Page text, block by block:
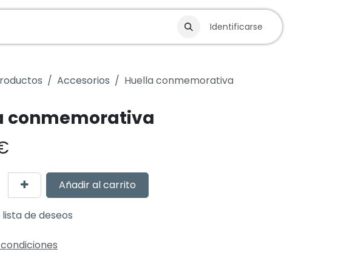
Identificarse
Accesorios Huella conmemorativa
conmemorativa
Añadir al carrito
de deseos